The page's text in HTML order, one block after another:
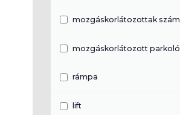
mozgáskorlátozott parkoló
rámpa
lift